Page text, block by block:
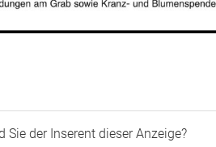
Sie der Inserent dieser Anzeige?